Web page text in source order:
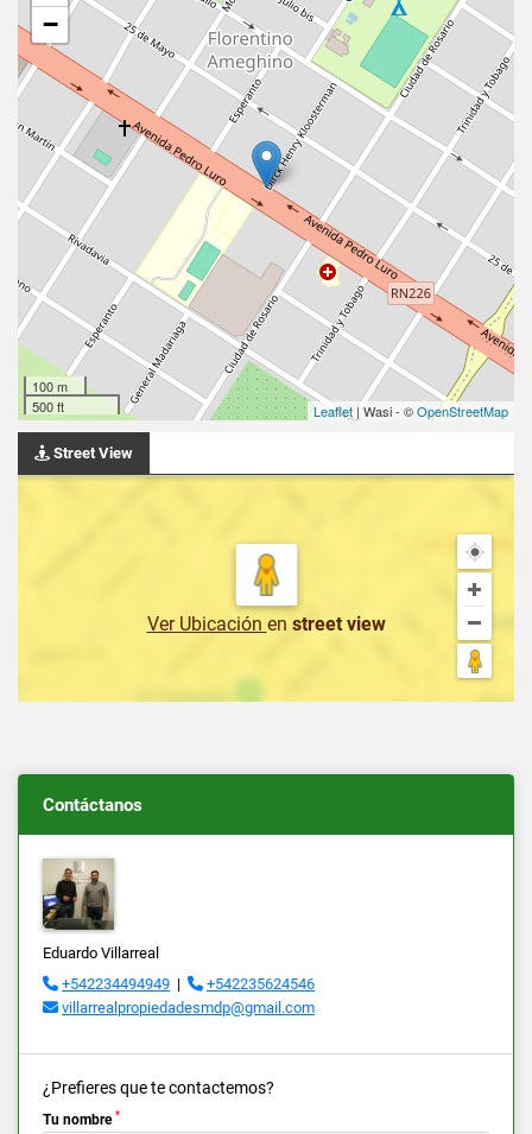
−
100 m
500 ft
Leaflet | Wasi - ©OpenStreetMap
Street View
Ver Ubicación en street view
Contáctanos
Eduardo Villarreal
+542234494949 |
+542235624546
villarrealpropiedadesmdp@gmail.com
¿Prefieres que te contactemos?
Tu nombre *